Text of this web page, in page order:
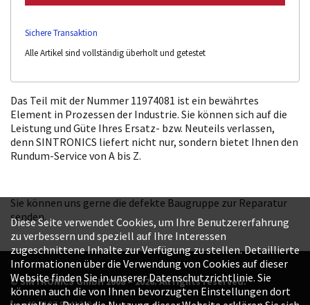
Sichere Transaktion
Alle Artikel sind vollständig überholt und getestet
Das Teil mit der Nummer 11974081 ist ein bewährtes
Element in Prozessen der Industrie. Sie können sich auf die
Leistung und Güte Ihres Ersatz- bzw. Neuteils verlassen,
denn SINTRONICS liefert nicht nur, sondern bietet Ihnen den
Rundum-Service von A bis Z.
Sie können uns gerne die defekte Baugruppe zur Reparatur
senden.
© SINTRONICS GmbH 2008 – 2026. All rights reserved.
Diese Seite verwendet Cookies, um Ihre Benutzererfahrung
zu verbessern und speziell auf Ihre Interessen
zugeschnittene Inhalte zur Verfügung zu stellen. Detaillierte
Informationen über die Verwendung von Cookies auf dieser
Website finden Sie in unserer Datenschutzrichtlinie. Sie
können auch die von Ihnen bevorzugten Einstellungen dort